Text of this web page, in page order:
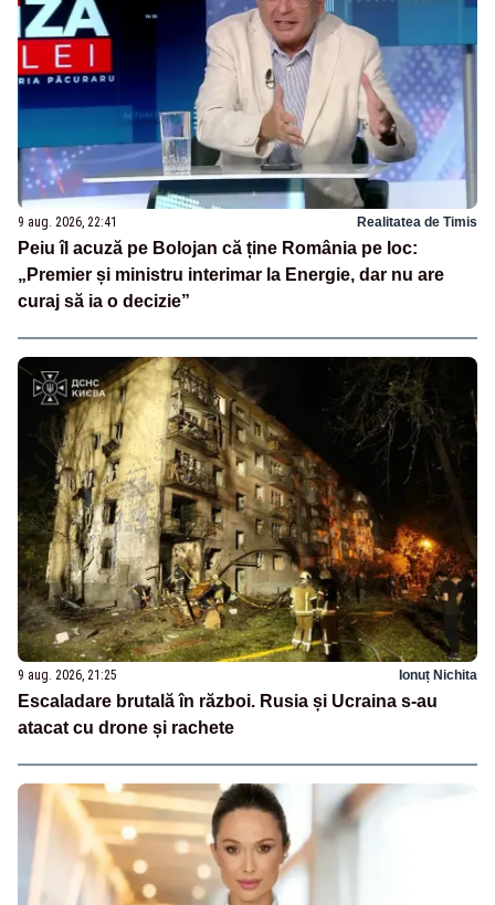
9 aug. 2026, 22:41 Realitatea de Timis
Peiu îl acuză pe Bolojan că ține România pe loc:
„Premier și ministru interimar la Energie, dar nu are
curaj să ia o decizie”
9 aug. 2026, 21:25 Ionuț Nichita
Escaladare brutală în război. Rusia și Ucraina s-au
atacat cu drone și rachete